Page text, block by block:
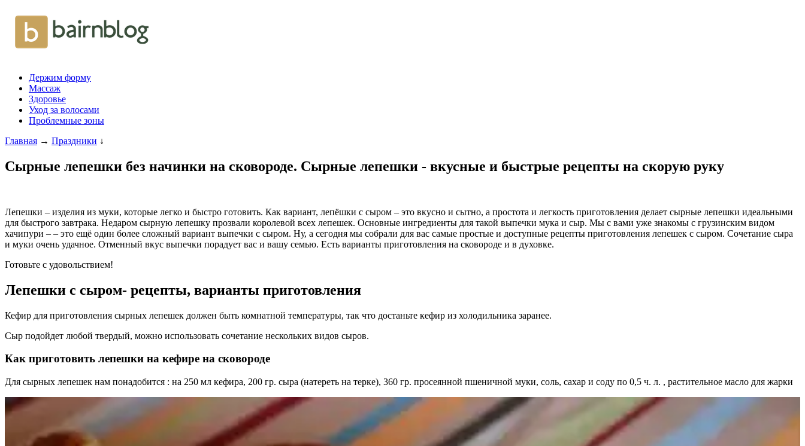
Держим форму
Массаж
Здоровье
Уход за волосами
Проблемные зоны
Главная → Праздники ↓
Сырные лепешки без начинки на сковороде. Сырные лепешки - вкусные и быстрые рецепты на скорую руку
Лепешки – изделия из муки, которые легко и быстро готовить. Как вариант, лепёшки с сыром – это вкусно и сытно, а простота и легкость приготовления делает сырные лепешки идеальными
для быстрого завтрака. Недаром сырную лепешку прозвали королевой всех лепешек. Основные ингредиенты для такой выпечки мука и сыр. Мы с вами уже знакомы с грузинским видом
хачипури – – это ещё один более сложный вариант выпечки с сыром. Ну, а сегодня мы собрали для вас самые простые и доступные рецепты приготовления лепешек с сыром. Сочетание сыра
и муки очень удачное. Отменный вкус выпечки порадует вас и вашу семью. Есть варианты приготовления на сковороде и в духовке.
Готовьте с удовольствием!
Лепешки с сыром- рецепты, варианты приготовления
Кефир для приготовления сырных лепешек должен быть комнатной температуры, так что достаньте кефир из холодильника заранее.
Сыр подойдет любой твердый, можно использовать сочетание нескольких видов сыров.
Как приготовить лепешки на кефире на сковороде
Для сырных лепешек нам понадобится : на 250 мл кефира, 200 гр. сыра (натереть на терке), 360 гр. просеянной пшеничной муки, соль, сахар и соду по 0,5 ч. л. , растительное масло для жарки